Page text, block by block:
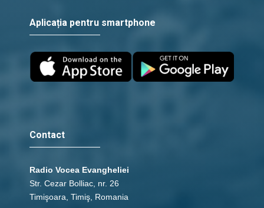
Aplicația pentru smartphone
Contact
Radio Vocea Evangheliei
Str. Cezar Bolliac, nr. 26
Timişoara, Timiş, Romania